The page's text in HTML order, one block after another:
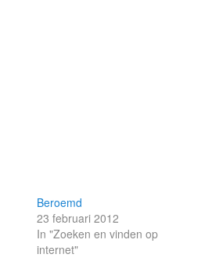
Beroemd
23 februari 2012
In "Zoeken en vinden op
internet"